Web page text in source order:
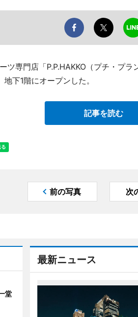
ツ専門店「P.P.HAKKO（プチ・プ
下1階にオープンした。
記事を読む
前の写真 次
最新ニュース
堂